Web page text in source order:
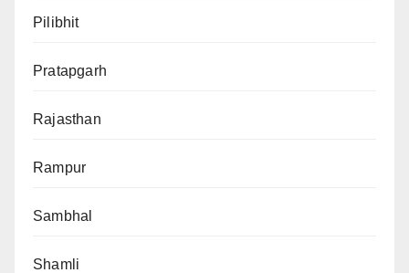
Pilibhit
Pratapgarh
Rajasthan
Rampur
Sambhal
Shamli